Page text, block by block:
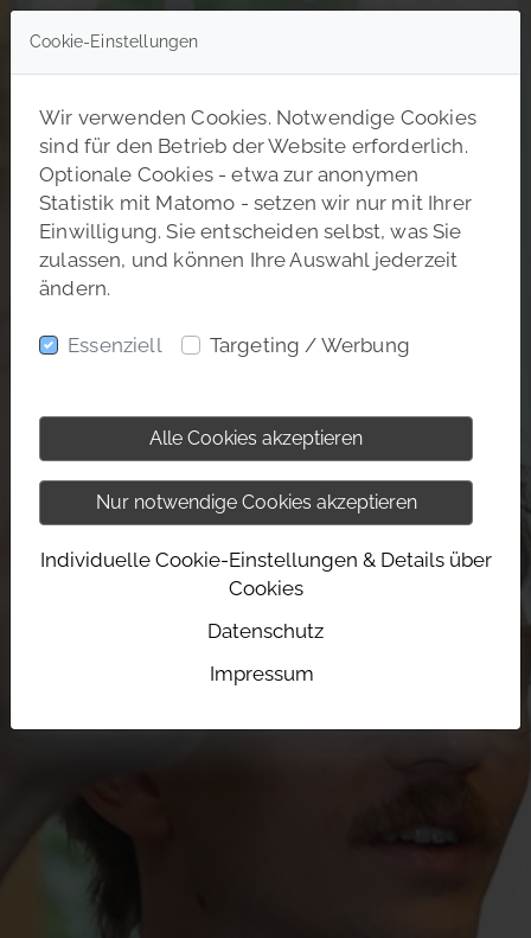
Cookie-Einstellungen
Wir verwenden Cookies. Notwendige Cookies
sind für den Betrieb der Website erforderlich.
Optionale Cookies - etwa zur anonymen
Statistik mit Matomo - setzen wir nur mit Ihrer
Einwilligung. Sie entscheiden selbst, was Sie
zulassen, und können Ihre Auswahl jederzeit
ändern.
Essenziell Targeting / Werbung
Alle Cookies akzeptieren
Nur notwendige Cookies akzeptieren
Individuelle Cookie-Einstellungen & Details über
Cookies
Datenschutz
Impressum